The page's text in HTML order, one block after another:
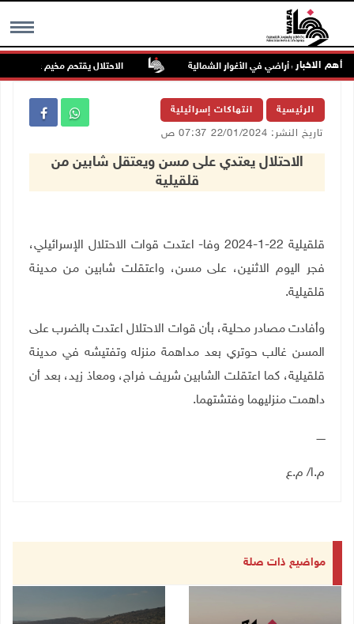
MENU أهم الاخبار
يسيّجون أراضي في الأغوار الشمالية الاحتلال يقتحم مخيم عسكر شرق
الرئيسية انتهاكات إسرائيلية
تاريخ النشر: 22/01/2024 07:37 ص
الاحتلال يعتدي على مسن ويعتقل شابين من
قلقيلية
قلقيلية 22-1-2024 وفا- اعتدت قوات الاحتلال الإسرائيلي،
فجر اليوم الاثنين، على مسن، واعتقلت شابين من مدينة
قلقيلية.
وأفادت مصادر محلية، بأن قوات الاحتلال اعتدت بالضرب على
المسن غالب حوتري بعد مداهمة منزله وتفتيشه في مدينة
قلقيلية، كما اعتقلت الشابين شريف فراج، ومعاذ زيد، بعد أن
داهمت منزليهما وفتشتهما.
ـــــ
م.ا/ م.ع
مواضيع ذات صلة